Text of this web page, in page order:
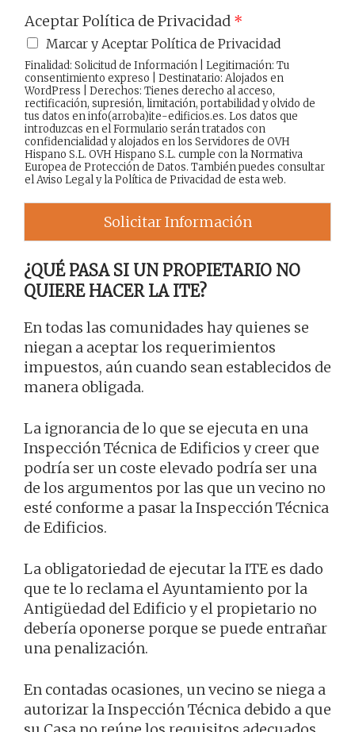
Aceptar Política de Privacidad *
Marcar y Aceptar Política de Privacidad
Finalidad: Solicitud de Información | Legitimación: Tu
consentimiento expreso | Destinatario: Alojados en
WordPress | Derechos: Tienes derecho al acceso,
rectificación, supresión, limitación, portabilidad y olvido de
tus datos en info(arroba)ite-edificios.es. Los datos que
introduzcas en el Formulario serán tratados con
confidencialidad y alojados en los Servidores de OVH
Hispano S.L. OVH Hispano S.L. cumple con la Normativa
Europea de Protección de Datos. También puedes consultar
elAviso Legaly laPolítica de Privacidadde esta web.
Solicitar Información
¿QUÉ PASA SI UN PROPIETARIO NO
QUIERE HACER LA ITE?
En todas las comunidades hay quienes se
niegan a aceptar los requerimientos
impuestos, aún cuando sean establecidos de
manera obligada.
La ignorancia de lo que se ejecuta en una
Inspección Técnica de Edificios y creer que
podría ser un coste elevado podría ser una
de los argumentos por las que un vecino no
esté conforme a pasar la Inspección Técnica
de Edificios.
La obligatoriedad de ejecutar la ITE es dado
que te lo reclama el Ayuntamiento por la
Antigüedad del Edificio y el propietario no
debería oponerse porque se puede entrañar
una penalización.
En contadas ocasiones, un vecino se niega a
autorizar la Inspección Técnica debido a que